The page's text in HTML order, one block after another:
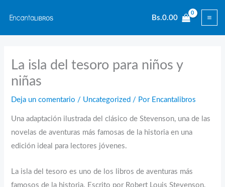
contenido
Bs.0.00
La isla del tesoro para niños y
niñas
Deja un comentario / Uncategorized / Por Encantalibros
Una adaptación ilustrada del clásico de Stevenson, una de las
novelas de aventuras más famosas de la historia en una
edición ideal para lectores jóvenes.
La isla del tesoro es uno de los libros de aventuras más
famosos de la historia. Escrito por Robert Louis Stevenson,